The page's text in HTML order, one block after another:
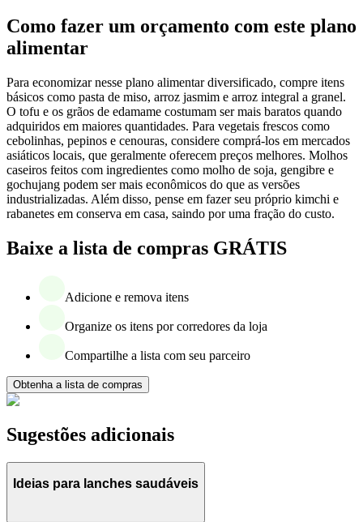
Como fazer um orçamento com este plano
alimentar
Para economizar nesse plano alimentar diversificado, compre itens
básicos como pasta de miso, arroz jasmim e arroz integral a granel.
O tofu e os grãos de edamame costumam ser mais baratos quando
adquiridos em maiores quantidades. Para vegetais frescos como
cebolinhas, pepinos e cenouras, considere comprá-los em mercados
asiáticos locais, que geralmente oferecem preços melhores. Molhos
caseiros feitos com ingredientes como molho de soja, gengibre e
gochujang podem ser mais econômicos do que as versões
industrializadas. Além disso, pense em fazer seu próprio kimchi e
rabanetes em conserva em casa, saindo por uma fração do custo.
Baixe a lista de compras GRÁTIS
Adicione e remova itens
Organize os itens por corredores da loja
Compartilhe a lista com seu parceiro
Obtenha a lista de compras
Sugestões adicionais
Ideias para lanches saudáveis